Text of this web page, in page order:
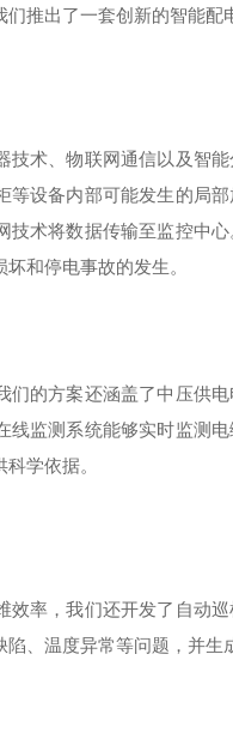
推出了一套创新的智能配
技术、物联网通信以及智
等设备内部可能发生的局
技术将数据传输至监控中
和停电事故的发生。
们的方案还涵盖了中压供
线监测系统能够实时监测
学依据。
效率，我们还开发了自动
、温度异常等问题，并生